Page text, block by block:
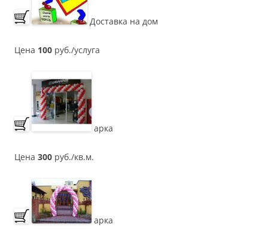
Доставка на дом
Цена 100 руб./услуга
арка
Цена 300 руб./кв.м.
арка